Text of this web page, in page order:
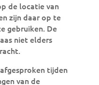
de locatie van
zijn daar op te
gebruiken. De
niet elders
tijden
van de